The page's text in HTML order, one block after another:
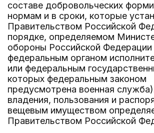
составе добровольческих
нормам и в сроки, которые
Правительством Российской
порядке, определяемом
обороны Российской
федеральным органом
или федеральным
которых федеральным законом
предусмотрена военная
владения, пользования и
вещевым имуществом
Правительством Российской